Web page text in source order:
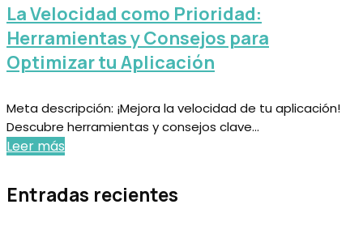
La Velocidad como Prioridad:
Herramientas y Consejos para
Optimizar tu Aplicación
Meta descripción: ¡Mejora la velocidad de tu aplicación!
Descubre herramientas y consejos clave...
Leer más
Entradas recientes